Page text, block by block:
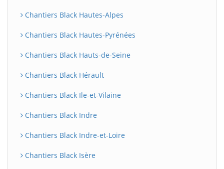
Chantiers Black Hautes-Alpes
Chantiers Black Hautes-Pyrénées
Chantiers Black Hauts-de-Seine
Chantiers Black Hérault
Chantiers Black Ile-et-Vilaine
Chantiers Black Indre
Chantiers Black Indre-et-Loire
Chantiers Black Isère